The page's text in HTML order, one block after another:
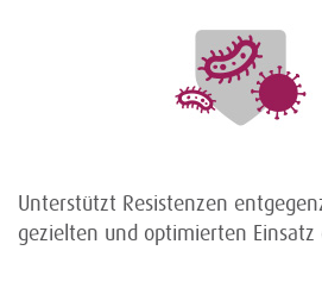
Unterstützt Resistenzen
gezielten und optimierten